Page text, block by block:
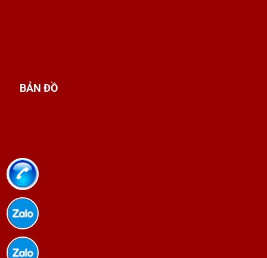
khi hoàn thành chương trình học:
buồng phòng, nhà hàng, sự kiện cho đến chăm
sóc khách hàng.
Dịch vụ và trải nghiệm khách hàng:
học cách xây dựng quy trình phục vụ chuyên
nghiệp, nâng cao chất lượng dịch vụ nhằm
BẢN ĐỒ